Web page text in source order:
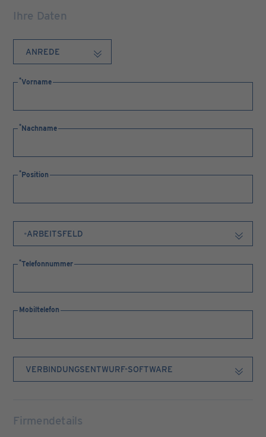
Ihre Daten
Vorname
Nachname
Position
Telefonnummer
Mobiltelefon
Firmendetails